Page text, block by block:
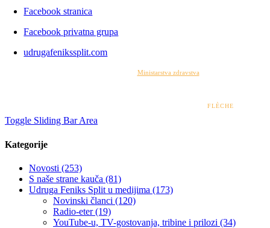
Facebook stranica
Facebook privatna grupa
udrugafenikssplit.com
Ministarstva zdravstva
FLÈCHE
Toggle Sliding Bar Area
Kategorije
Novosti (253)
S naše strane kauča (81)
Udruga Feniks Split u medijima (173)
Novinski članci (120)
Radio-eter (19)
YouTube-u, TV-gostovanja, tribine i prilozi (34)